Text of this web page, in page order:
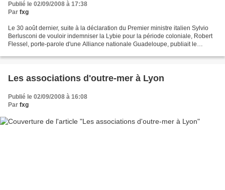
Publié le 02/09/2008 à 17:38
Par fxg
Le 30 août dernier, suite à la déclaration du Premier ministre italien Sylvio
Berlusconi de vouloir indemniser la Lybie pour la période coloniale, Robert
Flessel, porte-parole d'une Alliance nationale Guadeloupe, publiait le
Les associations d'outre-mer à Lyon
Publié le 02/09/2008 à 16:08
Par fxg